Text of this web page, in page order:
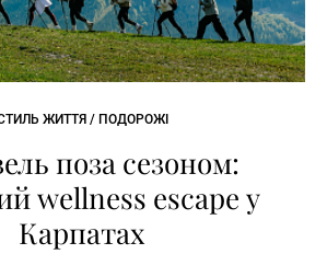
ЖИТТЯ / ПОДОРОЖІ
поза сезоном:
wellness escape у
Карпатах